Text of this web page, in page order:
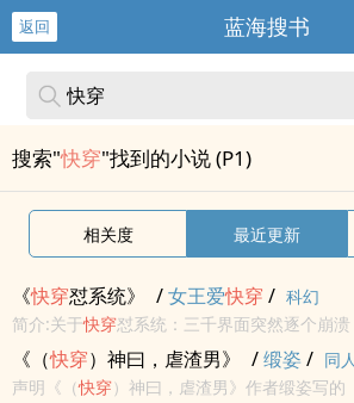
返回 蓝海搜书
搜索"快穿"找到的小说 (P1)
相关度 最近更新
《快穿怼系统》 /女王爱快穿 / 科幻
简介:关于快穿怼系统：三千界面突然逐个崩
派，夏明月成为位面修复者执行
快穿，一路对
系统。非典型快穿， 快穿的时候女主为主线
《（快穿）神曰，虐渣男》 /缎姿/ 同人
声明《（快穿）神曰，虐渣男》作者缎姿写的